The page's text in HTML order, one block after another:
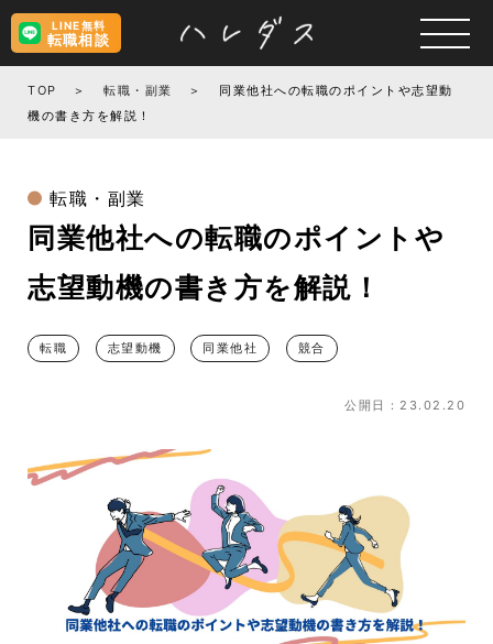
LINE無料
転職相談
TOP 転職・副業
同業他社への転職のポイントや志望動
機の書き方を解説！
転職・副業
同業他社への転職のポイントや
志望動機の書き方を解説！
転職 志望動機 同業他社 競合
公開日：23.02.20